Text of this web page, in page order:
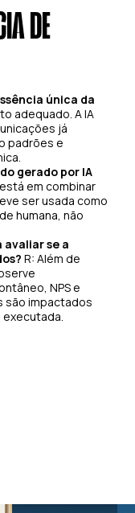
DE
única da
adequado. A IA
já
padrões e
gerado por IA
em combinar
ser usada como
humana, não
avaliar se a
R: Além de
NPS e
são impactados